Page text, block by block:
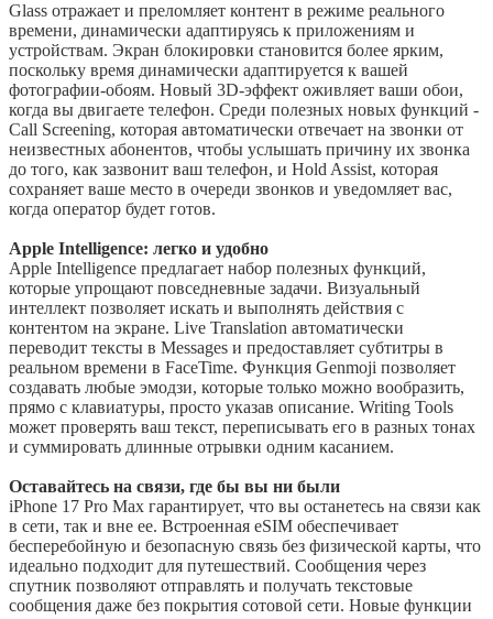
Glass отражает и преломляет контент в режиме реального
времени, динамически адаптируясь к приложениям и
устройствам. Экран блокировки становится более ярким,
поскольку время динамически адаптируется к вашей
фотографии-обоям. Новый 3D-эффект оживляет ваши обои,
когда вы двигаете телефон. Среди полезных новых функций -
Call Screening, которая автоматически отвечает на звонки от
неизвестных абонентов, чтобы услышать причину их звонка
до того, как зазвонит ваш телефон, и Hold Assist, которая
сохраняет ваше место в очереди звонков и уведомляет вас,
когда оператор будет готов.
Apple Intelligence: легко и удобно
Apple Intelligence предлагает набор полезных функций,
которые упрощают повседневные задачи. Визуальный
интеллект позволяет искать и выполнять действия с
контентом на экране. Live Translation автоматически
переводит тексты в Messages и предоставляет субтитры в
реальном времени в FaceTime. Функция Genmoji позволяет
создавать любые эмодзи, которые только можно вообразить,
прямо с клавиатуры, просто указав описание. Writing Tools
может проверять ваш текст, переписывать его в разных тонах
и суммировать длинные отрывки одним касанием.
Оставайтесь на связи, где бы вы ни были
iPhone 17 Pro Max гарантирует, что вы останетесь на связи как
в сети, так и вне ее. Встроенная eSIM обеспечивает
бесперебойную и безопасную связь без физической карты, что
идеально подходит для путешествий. Сообщения через
спутник позволяют отправлять и получать текстовые
сообщения даже без покрытия сотовой сети. Новые функции